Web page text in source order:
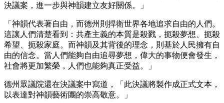
決議案，進一步與神韻建立友好關係。」
「神韻代表著自由，而德州則捍衛世界各地追求自由的人們。
這讓人們清楚看到：共產主義的本質是殺戮，扼殺夢想、扼殺
希望、扼殺家庭。而神韻及其背後的理念，則基於人民擁有自
由的信念。當人們能夠自由追尋夢想，偉大的事物便會發生，
社會將更加繁榮，人們也能夠真正受益。」
德州眾議院還在決議案中寫道，「此決議將製作成正式文本，
以表達對神韻藝術團的崇高敬意。」